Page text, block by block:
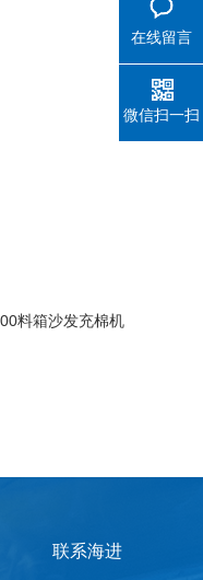
料箱沙发充棉机
联系海进
在线留言
微信扫一扫